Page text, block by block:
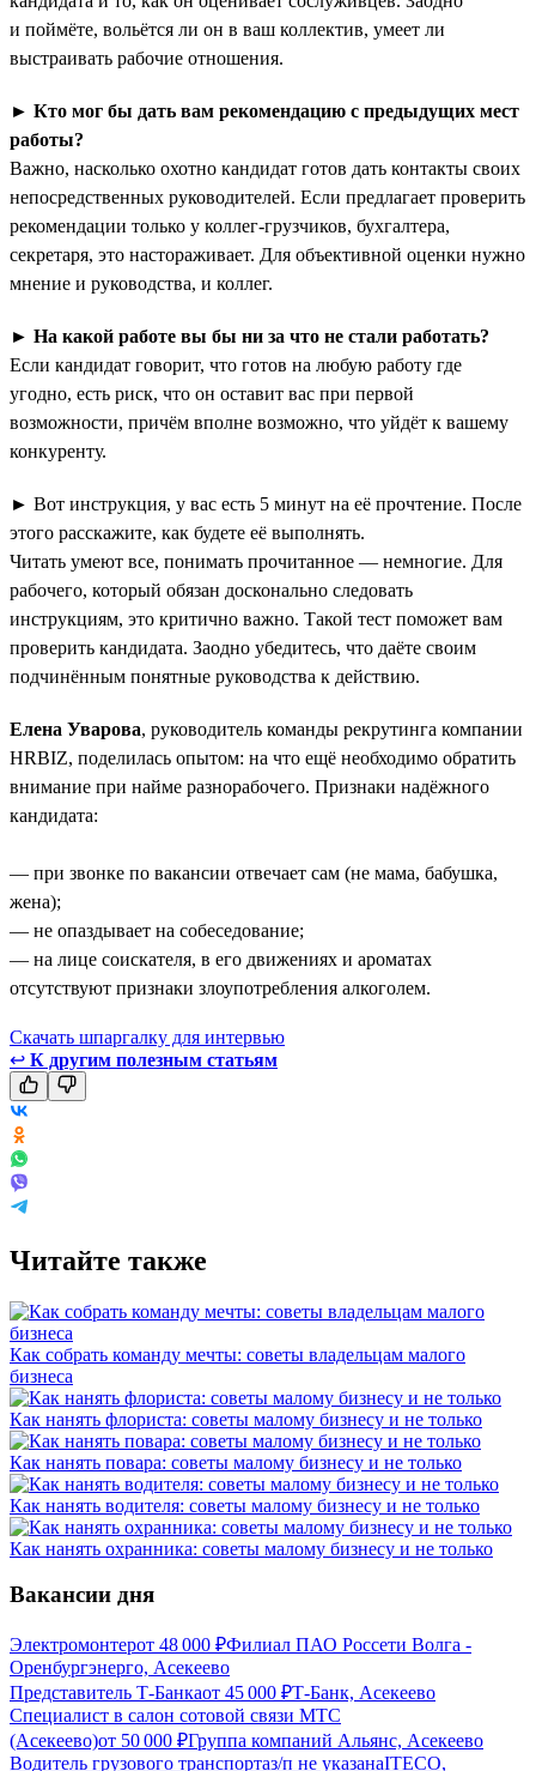
и поймёте, вольётся ли он в ваш коллектив, умеет ли
выстраивать рабочие отношения.
► Кто мог бы дать вам рекомендацию с предыдущих мест
работы?
Важно, насколько охотно кандидат готов дать контакты своих
непосредственных руководителей. Если предлагает проверить
рекомендации только у коллег-грузчиков, бухгалтера,
секретаря, это настораживает. Для объективной оценки нужно
мнение и руководства, и коллег.
► На какой работе вы бы ни за что не стали работать?
Если кандидат говорит, что готов на любую работу где
угодно, есть риск, что он оставит вас при первой
возможности, причём вполне возможно, что уйдёт к вашему
конкуренту.
► Вот инструкция, у вас есть 5 минут на её прочтение. После
этого расскажите, как будете её выполнять.
Читать умеют все, понимать прочитанное — немногие. Для
рабочего, который обязан досконально следовать
инструкциям, это критично важно. Такой тест поможет вам
проверить кандидата. Заодно убедитесь, что даёте своим
подчинённым понятные руководства к действию.
Елена Уварова, руководитель команды рекрутинга компании
HRBIZ, поделилась опытом: на что ещё необходимо обратить
внимание при найме разнорабочего. Признаки надёжного
кандидата:
— при звонке по вакансии отвечает сам (не мама, бабушка,
жена);
— не опаздывает на собеседование;
— на лице соискателя, в его движениях и ароматах
отсутствуют признаки злоупотребления алкоголем.
Скачать шпаргалку для интервью
↩ К другим полезным статьям
Читайте также
Как собрать команду мечты: советы владельцам малого
бизнеса
Как нанять флориста: советы малому бизнесу и не только
Как нанять повара: советы малому бизнесу и не только
Как нанять водителя: советы малому бизнесу и не только
Как нанять охранника: советы малому бизнесу и не только
Вакансии дня
Электромонтерот 48 000 ₽Филиал ПАО Россети Волга -
Оренбургэнерго, Асекеево
Представитель Т-Банкаот 45 000 ₽Т-Банк, Асекеево
Специалист в салон сотовой связи МТС
(Асекеево)от 50 000 ₽Группа компаний Альянс, Асекеево
Водитель грузового транспортаз/п не указанаITECO,